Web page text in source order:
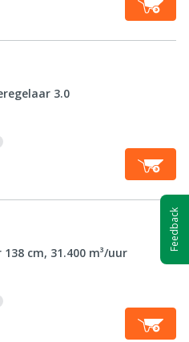
3.0
cm, 31.400 m³/uur
Feedback